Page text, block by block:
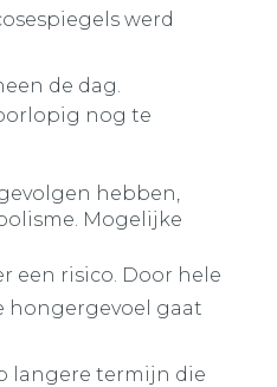
werd
de dag.
nog te
hebben,
Mogelijke
een risico. Door hele
hongergevoel gaat
langere termijn die